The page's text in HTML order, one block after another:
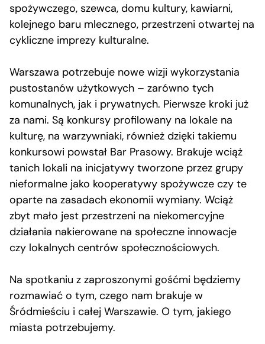
spożywczego, szewca, domu kultury, kawiarni,
kolejnego baru mlecznego, przestrzeni otwartej na
cykliczne imprezy kulturalne.
Warszawa potrzebuje nowe wizji wykorzystania
pustostanów użytkowych – zarówno tych
komunalnych, jak i prywatnych. Pierwsze kroki już
za nami. Są konkursy profilowany na lokale na
kulturę, na warzywniaki, również dzięki takiemu
konkursowi powstał Bar Prasowy. Brakuje wciąż
tanich lokali na inicjatywy tworzone przez grupy
nieformalne jako kooperatywy spożywcze czy te
oparte na zasadach ekonomii wymiany. Wciąż
zbyt mało jest przestrzeni na niekomercyjne
działania nakierowane na społeczne innowacje
czy lokalnych centrów społecznościowych.
Na spotkaniu z zaproszonymi gośćmi będziemy
rozmawiać o tym, czego nam brakuje w
Śródmieściu i całej Warszawie. O tym, jakiego
miasta potrzebujemy.